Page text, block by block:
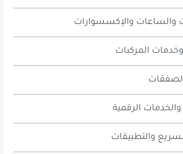
والساعات والإكسسوارات
المركبات
الرقمية
والتطبيقات